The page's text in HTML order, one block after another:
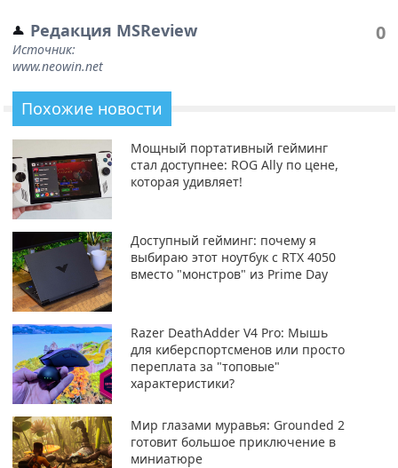
Редакция MSReview
Источник:
www.neowin.net
0
Похожие новости
Мощный портативный гейминг
стал доступнее: ROG Ally по цене,
которая удивляет!
Доступный гейминг: почему я
выбираю этот ноутбук с RTX 4050
вместо "монстров" из Prime Day
Razer DeathAdder V4 Pro: Мышь
для киберспортсменов или просто
переплата за "топовые"
характеристики?
Мир глазами муравья: Grounded 2
готовит большое приключение в
миниатюре